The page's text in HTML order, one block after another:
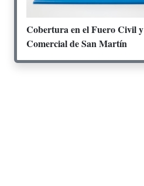
Cobertura en el Fuero Civil y
Comercial de San Martín